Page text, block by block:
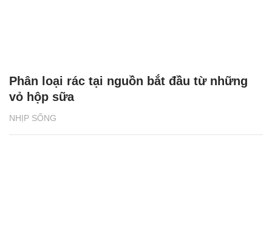
NHỊP SỐNG
Phân loại rác tại nguồn bắt đầu từ những
vỏ hộp sữa